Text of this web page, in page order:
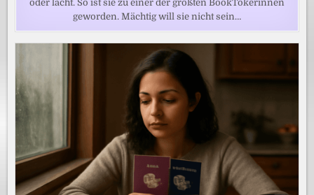
oder lacht. So ist sie zu einer der größten BookTokerinnen
geworden. Mächtig will sie nicht sein…